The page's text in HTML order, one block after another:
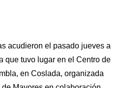
acudieron el pasado jueves a
que tuvo lugar en el Centro de
en Coslada, organizada